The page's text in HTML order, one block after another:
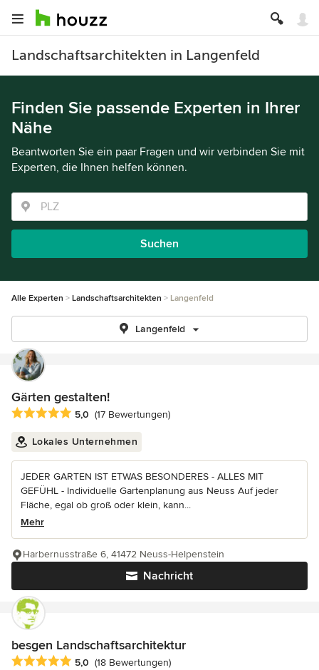
Landschaftsarchitekten in Langenfeld
Finden Sie passende Experten in Ihrer
Nähe
Beantworten Sie ein paar Fragen und wir verbinden Sie mit
Experten, die Ihnen helfen können.
Suchen
Alle Experten Landschaftsarchitekten Langenfeld
Langenfeld
Gärten gestalten!
Durchschnittliche Bewertung: 5 von 5 Sternen
5,0 (17 Bewertungen)
Lokales Unternehmen
JEDER GARTEN IST ETWAS BESONDERES - ALLES MIT
GEFÜHL - Individuelle Gartenplanung aus Neuss Auf jeder
Fläche, egal ob groß oder klein, kann...
Mehr
Nachricht
Harbernusstraße 6, 41472 Neuss-Helpenstein
besgen Landschaftsarchitektur
Durchschnittliche Bewertung: 5 von 5 Sternen
5,0 (18 Bewertungen)